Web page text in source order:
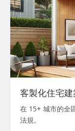
客製化住宅
在 15+ 城市的全
法規。